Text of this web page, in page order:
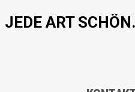
JEDE ART SCHÖN.